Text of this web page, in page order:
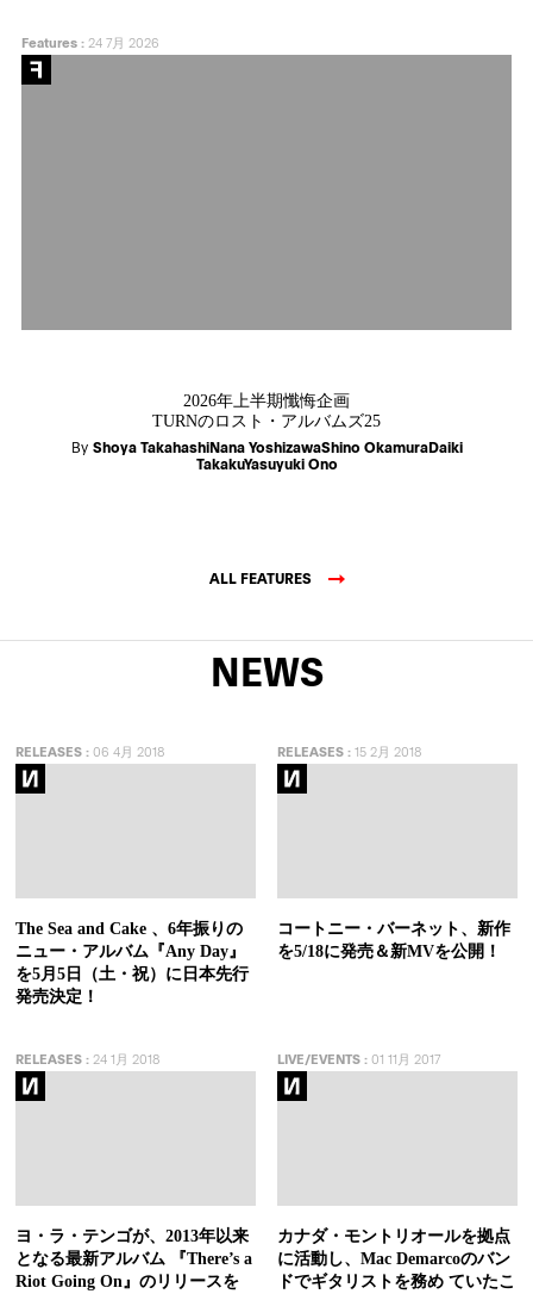
Features:24 7月 2026
2026年上半期懺悔企画
TURNのロスト・アルバムズ25
By Shoya TakahashiNana YoshizawaShino OkamuraDaiki
TakakuYasuyuki Ono
ALL FEATURES
NEWS
RELEASES : 06 4月 2018
The Sea and Cake 、6年振りの
ニュー・アルバム『Any Day』
を5月5日（土・祝）に日本先行
発売決定！
RELEASES:15 2月 2018
コートニー・バーネット、新作
を5/18に発売＆新MVを公開！
RELEASES : 24 1月 2018
ヨ・ラ・テンゴが、2013年以来
となる最新アルバム 『There’s a
Riot Going On』のリリースを
LIVE/EVENTS:01 11月 2017
カナダ・モントリオールを拠点
に活動し、Mac Demarcoのバン
ドでギタリストを務め ていたこ